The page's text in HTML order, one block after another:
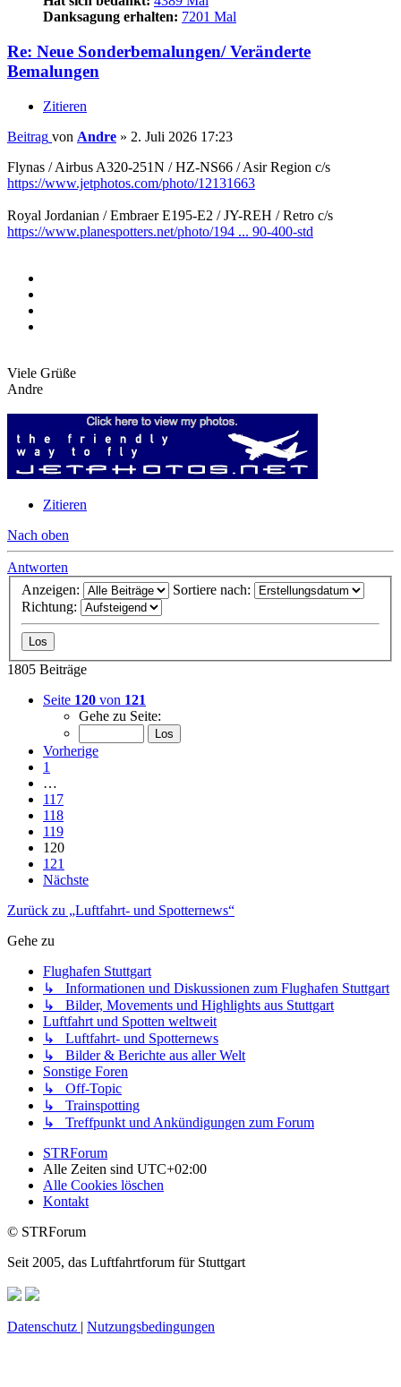
Danksagung erhalten: 7201 Mal
Re: Neue Sonderbemalungen/ Veränderte
Bemalungen
Zitieren
Beitrag von Andre » 2. Juli 2026 17:23
Flynas / Airbus A320-251N / HZ-NS66 / Asir Region c/s
https://www.jetphotos.com/photo/12131663
Royal Jordanian / Embraer E195-E2 / JY-REH / Retro c/s
https://www.planespotters.net/photo/194 ... 90-400-std
Viele Grüße
Andre
Zitieren
Nach oben
Antworten
Anzeigen:
Sortiere nach:
Richtung:
1805 Beiträge
Seite 120 von 121
Gehe zu Seite:
Vorherige
1
…
117
118
119
120
121
Nächste
Zurück zu „Luftfahrt- und Spotternews“
Gehe zu
Flughafen Stuttgart
↳ Informationen und Diskussionen zum Flughafen Stuttgart
↳ Bilder, Movements und Highlights aus Stuttgart
Luftfahrt und Spotten weltweit
↳ Luftfahrt- und Spotternews
↳ Bilder & Berichte aus aller Welt
Sonstige Foren
↳ Off-Topic
↳ Trainspotting
↳ Treffpunkt und Ankündigungen zum Forum
STRForum
Alle Zeiten sind UTC+02:00
Alle Cookies löschen
Kontakt
© STRForum
Seit 2005, das Luftfahrtforum für Stuttgart
Datenschutz Nutzungsbedingungen